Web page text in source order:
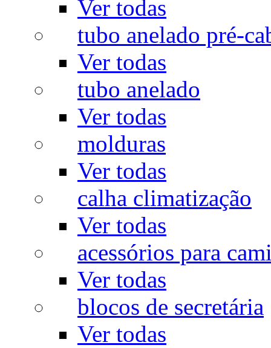
Ver todas
tubo anelado pré-
Ver todas
tubo anelado
Ver todas
molduras
Ver todas
calha climatização
Ver todas
acessórios para
Ver todas
blocos de secretária
Ver todas